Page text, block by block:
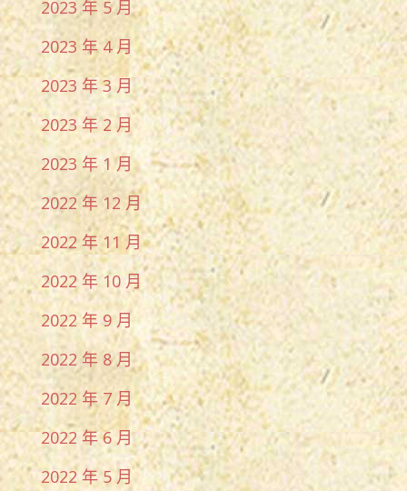
2023 年 5 月
2023 年 4 月
2023 年 3 月
2023 年 2 月
2023 年 1 月
2022 年 12 月
2022 年 11 月
2022 年 10 月
2022 年 9 月
2022 年 8 月
2022 年 7 月
2022 年 6 月
2022 年 5 月